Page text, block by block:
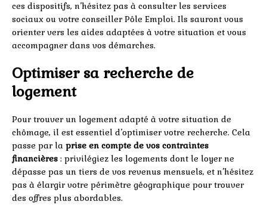
ces dispositifs, n’hésitez pas à consulter les services
sociaux ou votre conseiller Pôle Emploi. Ils sauront vous
orienter vers les aides adaptées à votre situation et vous
accompagner dans vos démarches.
Optimiser sa recherche de
logement
Pour trouver un logement adapté à votre situation de
chômage, il est essentiel d’optimiser votre recherche. Cela
passe par la prise en compte de vos contraintes
financières : privilégiez les logements dont le loyer ne
dépasse pas un tiers de vos revenus mensuels, et n’hésitez
pas à élargir votre périmètre géographique pour trouver
des offres plus abordables.